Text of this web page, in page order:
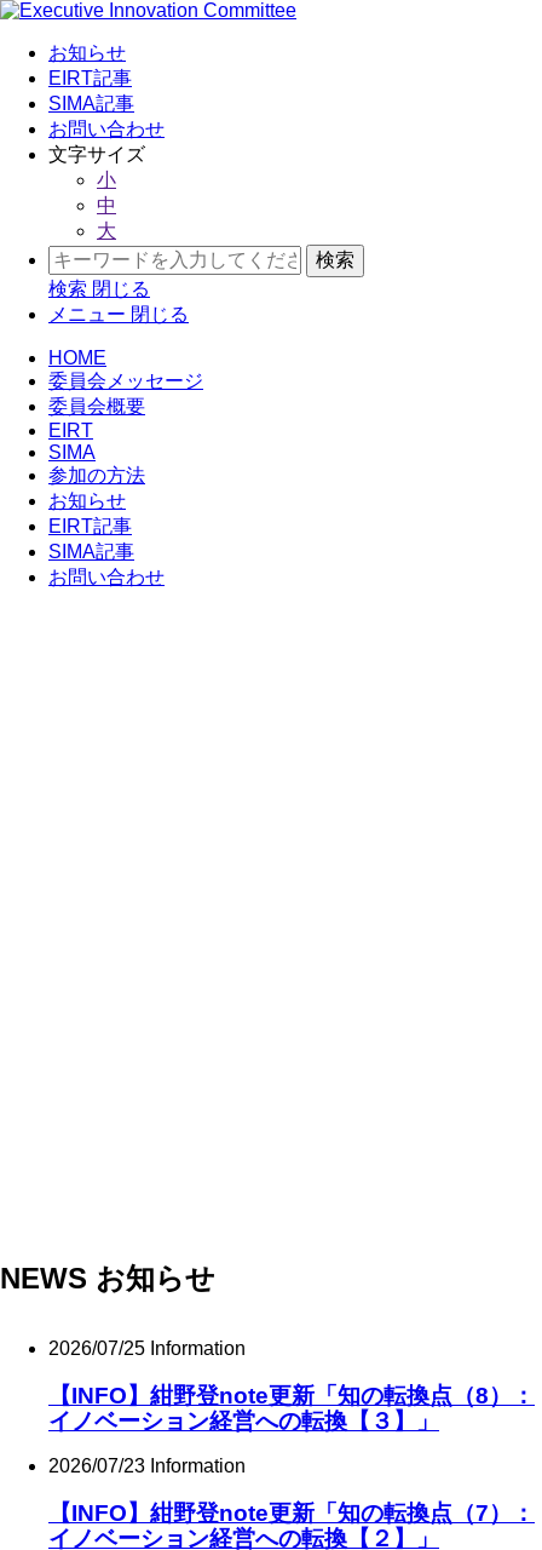
お知らせ
EIRT記事
SIMA記事
お問い合わせ
文字サイズ
小
中
大
検索 閉じる
メニュー 閉じる
HOME
委員会メッセージ
委員会概要
EIRT
SIMA
参加の方法
お知らせ
EIRT記事
SIMA記事
お問い合わせ
NEWS お知らせ
2026/07/25 Information
【INFO】紺野登note更新「知の転換点（8）：
イノベーション経営への転換【３】」
2026/07/23 Information
【INFO】紺野登note更新「知の転換点（7）：
イノベーション経営への転換【２】」